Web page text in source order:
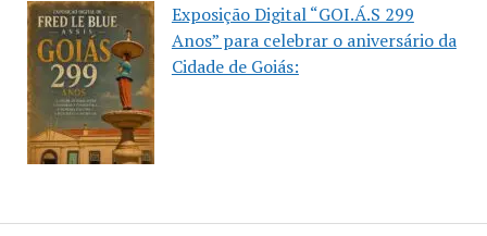
Exposição Digital “GOI.Á.S 299
Anos” para celebrar o aniversário da
Cidade de Goiás: